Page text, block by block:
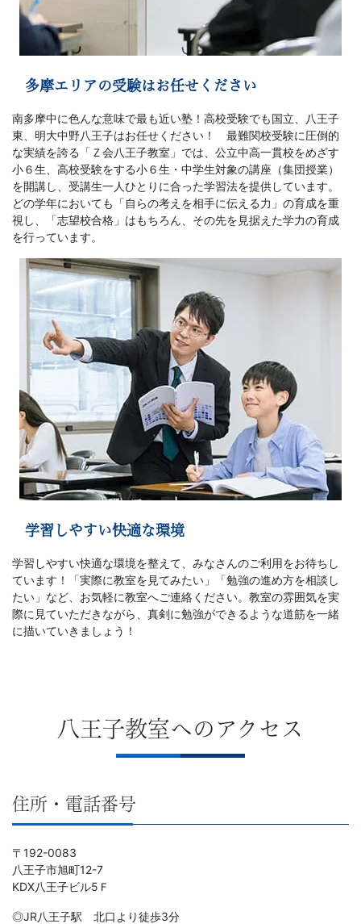
多摩エリアの受験はお任せください
南多摩中に色んな意味で最も近い塾！高校受験でも国立、八王子
東、明大中野八王子はお任せください！ 最難関校受験に圧倒的
な実績を誇る「Ｚ会八王子教室」では、公立中高一貫校をめざす
小６生、高校受験をする小６生・中学生対象の講座（集団授業）
を開講し、受講生一人ひとりに合った学習法を提供しています。
どの学年においても「自らの考えを相手に伝える力」の育成を重
視し、「志望校合格」はもちろん、その先を見据えた学力の育成
を行っています。
学習しやすい快適な環境
学習しやすい快適な環境を整えて、みなさんのご利用をお待ちし
ています！「実際に教室を見てみたい」「勉強の進め方を相談し
たい」など、お気軽に教室へご連絡ください。教室の雰囲気を実
際に見ていただきながら、真剣に勉強ができるような道筋を一緒
に描いていきましょう！
八王子教室へのアクセス
住所・電話番号
〒192-0083
八王子市旭町12-7
KDX八王子ビル5Ｆ
◎JR八王子駅 北口より徒歩3分